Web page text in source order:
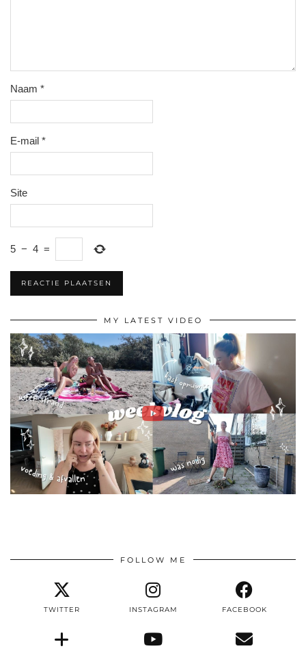
Naam *
E-mail *
Site
5 − 4 =
MY LATEST VIDEO
FOLLOW ME
TWITTER INSTAGRAM FACEBOOK